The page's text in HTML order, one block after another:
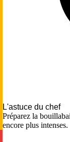
L'astuce du chef
Préparez la
encore plus intenses.